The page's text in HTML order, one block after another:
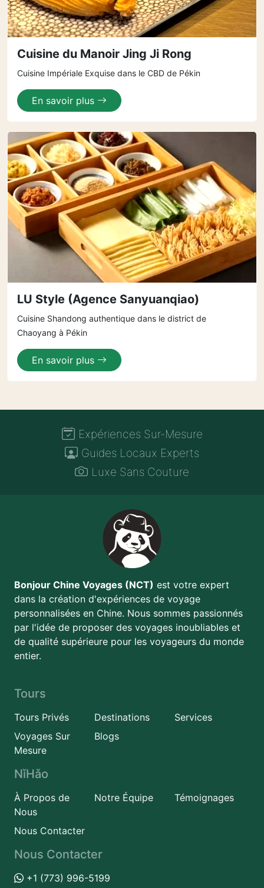
Cuisine du Manoir Jing Ji Rong
Cuisine Impériale Exquise dans le CBD de Pékin
En savoir plus
LU Style (Agence Sanyuanqiao)
Cuisine Shandong authentique dans le district de
Chaoyang à Pékin
En savoir plus
Expériences Sur-Mesure
Guides Locaux Experts
Luxe Sans Couture
Bonjour Chine Voyages (NCT) est votre expert
dans la création d'expériences de voyage
personnalisées en Chine. Nous sommes passionnés
par l'idée de proposer des voyages inoubliables et
de qualité supérieure pour les voyageurs du monde
entier.
Tours
Tours Privés Destinations
Services
Voyages Sur
Mesure
Blogs
NǐHǎo
À Propos de
Nous
Notre Équipe Témoignages
Nous Contacter
Nous Contacter
+1 (773) 996-5199